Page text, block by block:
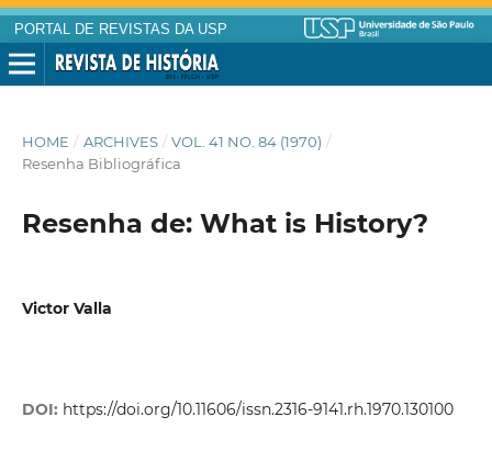
PORTAL DE REVISTAS DA USP
HOME / ARCHIVES / VOL. 41 NO. 84 (1970) /
Resenha Bibliográfica
Resenha de: What is History?
Victor Valla
DOI: https://doi.org/10.11606/issn.2316-9141.rh.1970.130100